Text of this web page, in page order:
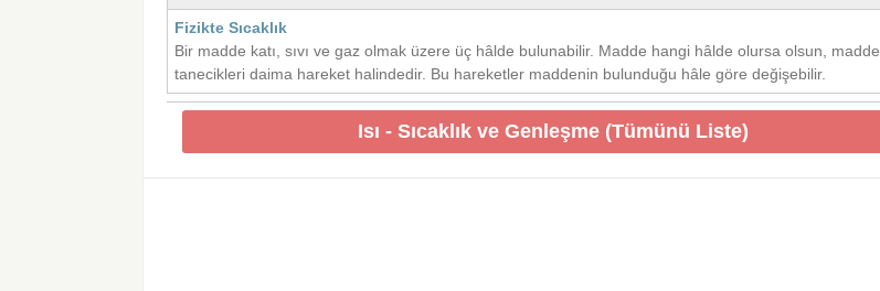
Fizikte Sıcaklık
Bir madde katı, sıvı ve gaz olmak üzere üç hâlde bulunabilir. Madde hangi hâlde olursa olsun, madde
tanecikleri daima hareket halindedir. Bu hareketler maddenin bulunduğu hâle göre değişebilir.
Isı - Sıcaklık ve Genleşme (Tümünü Liste)